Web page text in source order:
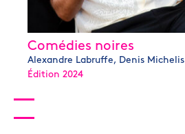
Comédies noires
Alexandre Labruffe, Denis Michelis
Édition 2024